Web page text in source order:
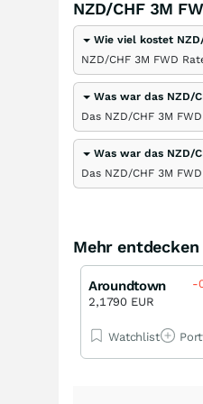
NZD/CHF 3M
Wie viel kostet
NZD/CHF 3M FWD
Was war das NZD/
Das NZD/CHF 3M
Was war das NZD/
Das NZD/CHF 3M
Mehr entdecken
Aroundtown
2,1790 EUR
-
Watchlist